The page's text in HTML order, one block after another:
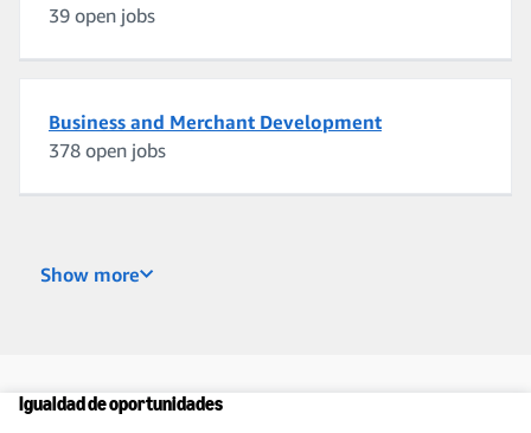
39 open jobs
Business and Merchant Development
378 open jobs
240 open jobs
Buying, Planning, and In-Stock Management
274 open jobs
Show more
Igualdad de oportunidades